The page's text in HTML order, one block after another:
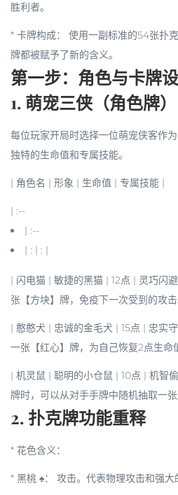
胜利者。
* 卡牌构成： 使用一副标准的54张扑
牌都被赋予了新的含义。
第一步：角色与卡牌
1. 萌宠三侠（角色牌）
每位玩家开局时选择一位萌宠侠客作
独特的生命值和专属技能。
| 角色名 | 形象 | 生命值 | 专属技能 |
| :--
| :--
| : | : |
| 闪电猫 | 敏捷的黑猫 | 12点 | 灵巧闪避
张【方块】牌，免疫下一次受到的攻
| 憨憨犬 | 忠诚的金毛犬 | 15点 | 忠实
一张【红心】牌，为自己恢复2点生命
| 机灵鼠 | 聪明的小仓鼠 | 10点 | 机智
牌时，可以从对手手牌中随机抽取一
2. 扑克牌功能重释
* 花色含义：
* 黑桃 ♠️： 攻击。代表物理攻击和强大